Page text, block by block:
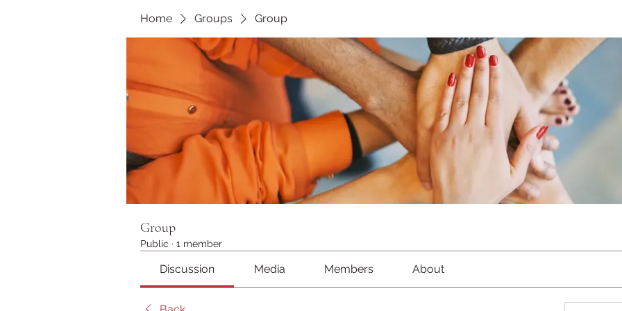
Home Groups Group
Group
Public · 1 member
Discussion Media Members About